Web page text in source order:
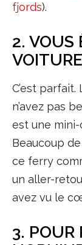
fjords).
2. VOUS
VOITURE
C’est
n’avez pas
est une
Beaucoup
ce ferry
un aller-
avez vu le
3. POUR